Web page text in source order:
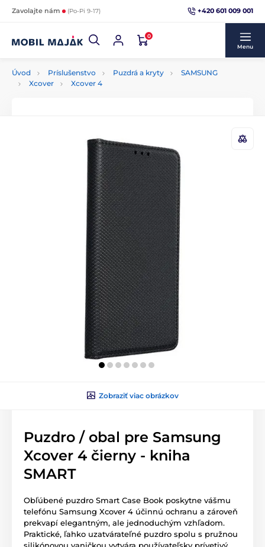
Zavolajte nám (Po-Pi 9-17) +420 601 009 001
0
Menu
Úvod Príslušenstvo Puzdrá a kryty
SAMSUNG
Xcover
Xcover 4
Zobraziť viac obrázkov
Puzdro / obal pre Samsung
Xcover 4 čierny - kniha
SMART
Obľúbené puzdro Smart Case Book poskytne vášmu
telefónu Samsung Xcover 4 účinnú ochranu a zároveň
prekvapí elegantným, ale jednoduchým vzhľadom.
Praktické, ľahko uzatvárateľné puzdro spolu s pružnou
silikónovou vaničkou vytvára používateľsky prívetivý